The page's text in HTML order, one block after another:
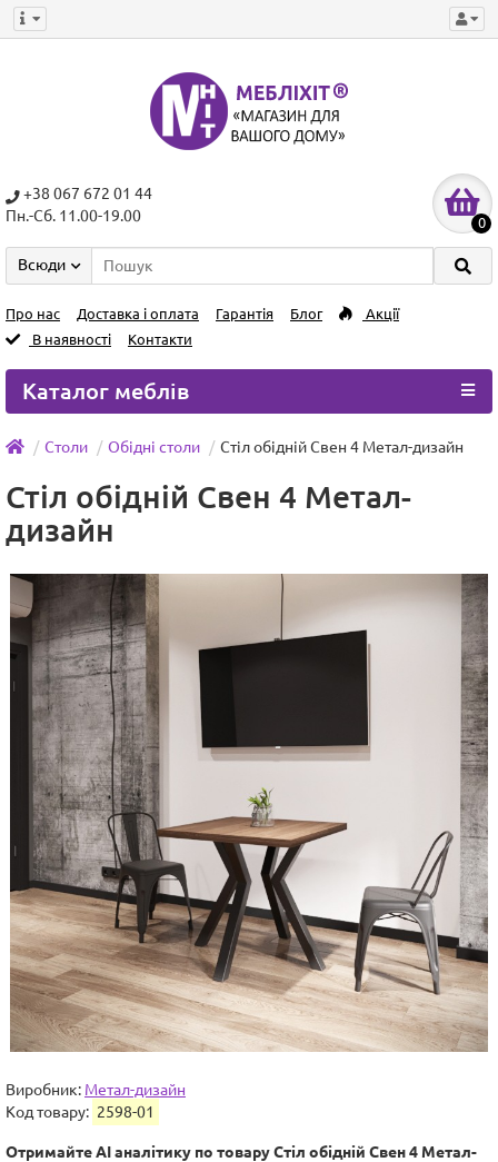
+38 067 672 01 44
Пн.-Сб. 11.00-19.00
0
Всюди
Про нас Доставка і оплата Гарантія Блог
Акції
В наявності
Контакти
Каталог меблів
Столи Обідні столи Стіл обідній Свен 4 Метал-дизайн
Стіл обідній Свен 4 Метал-
дизайн
Виробник: Метал-дизайн
Код товару: 2598-01
Отримайте AI аналітику по товару Стіл обідній Свен 4 Метал-